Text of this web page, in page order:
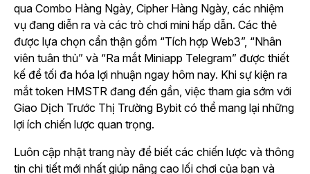
qua Combo Hàng Ngày, Cipher Hàng Ngày, các nhiệm
vụ đang diễn ra và các trò chơi mini hấp dẫn. Các thẻ
được lựa chọn cẩn thận gồm “Tích hợp Web3”, “Nhân
viên tuân thủ” và “Ra mắt Miniapp Telegram” được thiết
kế để tối đa hóa lợi nhuận ngay hôm nay. Khi sự kiện ra
mắt token HMSTR đang đến gần, việc tham gia sớm với
Giao Dịch Trước Thị Trường Bybit có thể mang lại những
lợi ích chiến lược quan trọng.
Luôn cập nhật trang này để biết các chiến lược và thông
tin chi tiết mới nhất giúp nâng cao lối chơi của bạn và